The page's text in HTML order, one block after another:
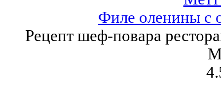
Филе оленины с
Рецепт шеф-повара